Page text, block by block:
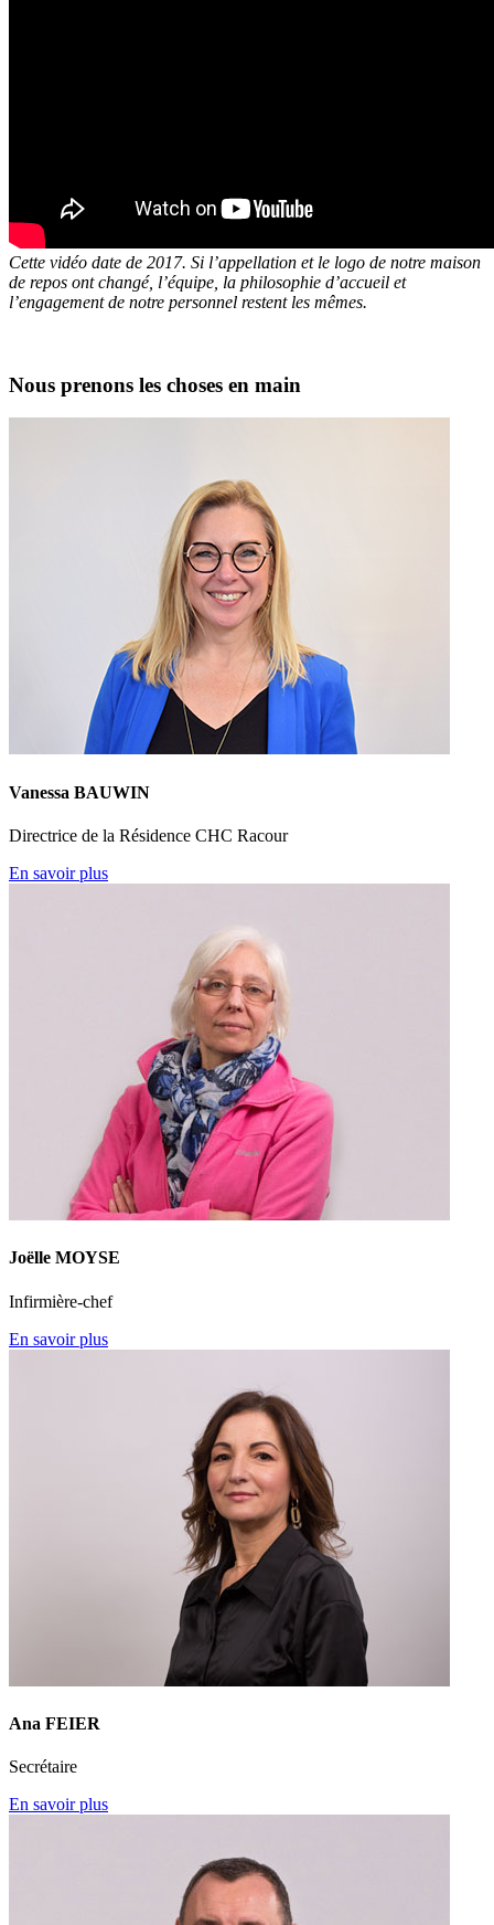
Cette vidéo date de 2017. Si l’appellation et le logo de notre maison
de repos ont changé, l’équipe, la philosophie d’accueil et
l’engagement de notre personnel restent les mêmes.
Nous prenons les choses en main
Vanessa BAUWIN
Directrice de la Résidence CHC Racour
En savoir plus
Joëlle MOYSE
Infirmière-chef
En savoir plus
Ana FEIER
Secrétaire
En savoir plus